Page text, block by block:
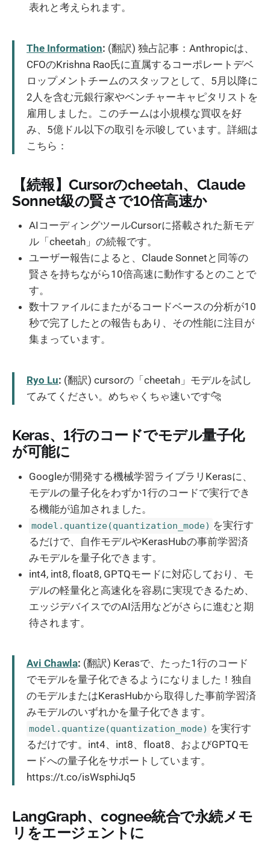
表れと考えられます。
The Information: (翻訳) 独占記事：Anthropicは、
CFOのKrishna Rao氏に直属するコーポレートデベ
ロップメントチームのスタッフとして、5月以降に
2人を含む元銀行家やベンチャーキャピタリストを
雇用しました。このチームは小規模な買収を好
み、5億ドル以下の取引を示唆しています。詳細は
こちら：
【続報】Cursorのcheetah、Claude
Sonnet級の賢さで10倍高速か
AIコーディングツールCursorに搭載された新モデ
ル「cheetah」の続報です。
ユーザー報告によると、Claude Sonnetと同等の
賢さを持ちながら10倍高速に動作するとのことで
す。
数十ファイルにまたがるコードベースの分析が10
秒で完了したとの報告もあり、その性能に注目が
集まっています。
Ryo Lu: (翻訳) cursorの「cheetah」モデルを試し
てみてください。めちゃくちゃ速いです🐆
Keras、1行のコードでモデル量子化
が可能に
Googleが開発する機械学習ライブラリKerasに、
モデルの量子化をわずか1行のコードで実行でき
る機能が追加されました。
model.quantize(quantization_mode) を実行す
るだけで、自作モデルやKerasHubの事前学習済
みモデルを量子化できます。
int4, int8, float8, GPTQモードに対応しており、モ
デルの軽量化と高速化を容易に実現できるため、
エッジデバイスでのAI活用などがさらに進むと期
待されます。
Avi Chawla: (翻訳) Kerasで、たった1行のコード
でモデルを量子化できるようになりました！独自
のモデルまたはKerasHubから取得した事前学習済
みモデルのいずれかを量子化できます。
model.quantize(quantization_mode) を実行す
るだけです。int4、int8、float8、およびGPTQモ
ードへの量子化をサポートしています。
https://t.co/isWsphiJq5
LangGraph、cognee統合で永続メモ
リをエージェントに